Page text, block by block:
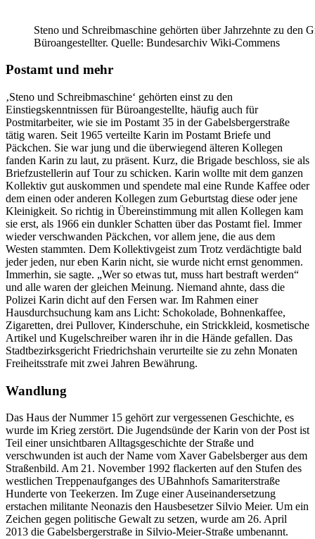
Steno und Schreibmaschine gehörten über Jahrzehnte zu den
Büroangestellter. Quelle: Bundesarchiv Wiki-Commens
Postamt und mehr
‚Steno und Schreibmaschine‘ gehörten einst zu den
Einstiegskenntnissen für Büroangestellte, häufig auch für
Postmitarbeiter, wie sie im Postamt 35 in der Gabelsbergerstraße
tätig waren. Seit 1965 verteilte Karin im Postamt Briefe und
Päckchen. Sie war jung und die überwiegend älteren Kollegen
fanden Karin zu laut, zu präsent. Kurz, die Brigade beschloss, sie als
Briefzustellerin auf Tour zu schicken. Karin wollte mit dem ganzen
Kollektiv gut auskommen und spendete mal eine Runde Kaffee oder
dem einen oder anderen Kollegen zum Geburtstag diese oder jene
Kleinigkeit. So richtig in Übereinstimmung mit allen Kollegen kam
sie erst, als 1966 ein dunkler Schatten über das Postamt fiel. Immer
wieder verschwanden Päckchen, vor allem jene, die aus dem
Westen stammten. Dem Kollektivgeist zum Trotz verdächtigte bald
jeder jeden, nur eben Karin nicht, sie wurde nicht ernst genommen.
Immerhin, sie sagte. „Wer so etwas tut, muss hart bestraft werden“
und alle waren der gleichen Meinung. Niemand ahnte, dass die
Polizei Karin dicht auf den Fersen war. Im Rahmen einer
Hausdurchsuchung kam ans Licht: Schokolade, Bohnenkaffee,
Zigaretten, drei Pullover, Kinderschuhe, ein Strickkleid, kosmetische
Artikel und Kugelschreiber waren ihr in die Hände gefallen. Das
Stadtbezirksgericht Friedrichshain verurteilte sie zu zehn Monaten
Freiheitsstrafe mit zwei Jahren Bewährung.
Wandlung
Das Haus der Nummer 15 gehört zur vergessenen Geschichte, es
wurde im Krieg zerstört. Die Jugendsünde der Karin von der Post ist
Teil einer unsichtbaren Alltagsgeschichte der Straße und
verschwunden ist auch der Name vom Xaver Gabelsberger aus dem
Straßenbild. Am 21. November 1992 flackerten auf den Stufen des
westlichen Treppenaufganges des UBahnhofs Samariterstraße
Hunderte von Teekerzen. Im Zuge einer Auseinandersetzung
erstachen militante Neonazis den Hausbesetzer Silvio Meier. Um ein
Zeichen gegen politische Gewalt zu setzen, wurde am 26. April
2013 die Gabelsbergerstraße in Silvio-Meier-Straße umbenannt.